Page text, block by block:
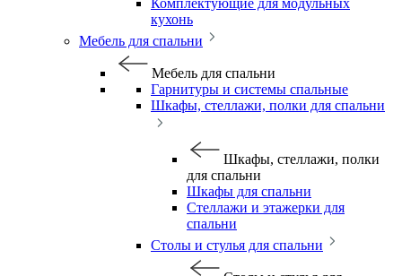
Комплектующие для модульных
кухонь
Мебель для спальни
Мебель для спальни
Гарнитуры и системы спальные
Шкафы, стеллажи, полки для спальни
Шкафы, стеллажи, полки
для спальни
Шкафы для спальни
Стеллажи и этажерки для
спальни
Столы и стулья для спальни